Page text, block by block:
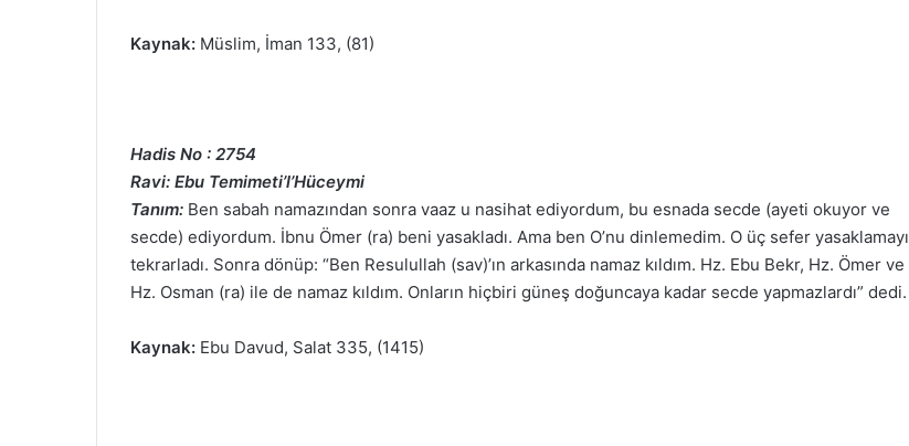
Kaynak: Müslim, İman 133, (81)
Hadis No : 2754
Ravi: Ebu Temimeti’l’Hüceymi
Tanım: Ben sabah namazından sonra vaaz u nasihat ediyordum, bu esnada secde (ayeti okuyor ve
secde) ediyordum. İbnu Ömer (ra) beni yasakladı. Ama ben O’nu dinlemedim. O üç sefer yasaklamayı
tekrarladı. Sonra dönüp: “Ben Resulullah (sav)’ın arkasında namaz kıldım. Hz. Ebu Bekr, Hz. Ömer ve
Hz. Osman (ra) ile de namaz kıldım. Onların hiçbiri güneş doğuncaya kadar secde yapmazlardı” dedi.
Kaynak: Ebu Davud, Salat 335, (1415)